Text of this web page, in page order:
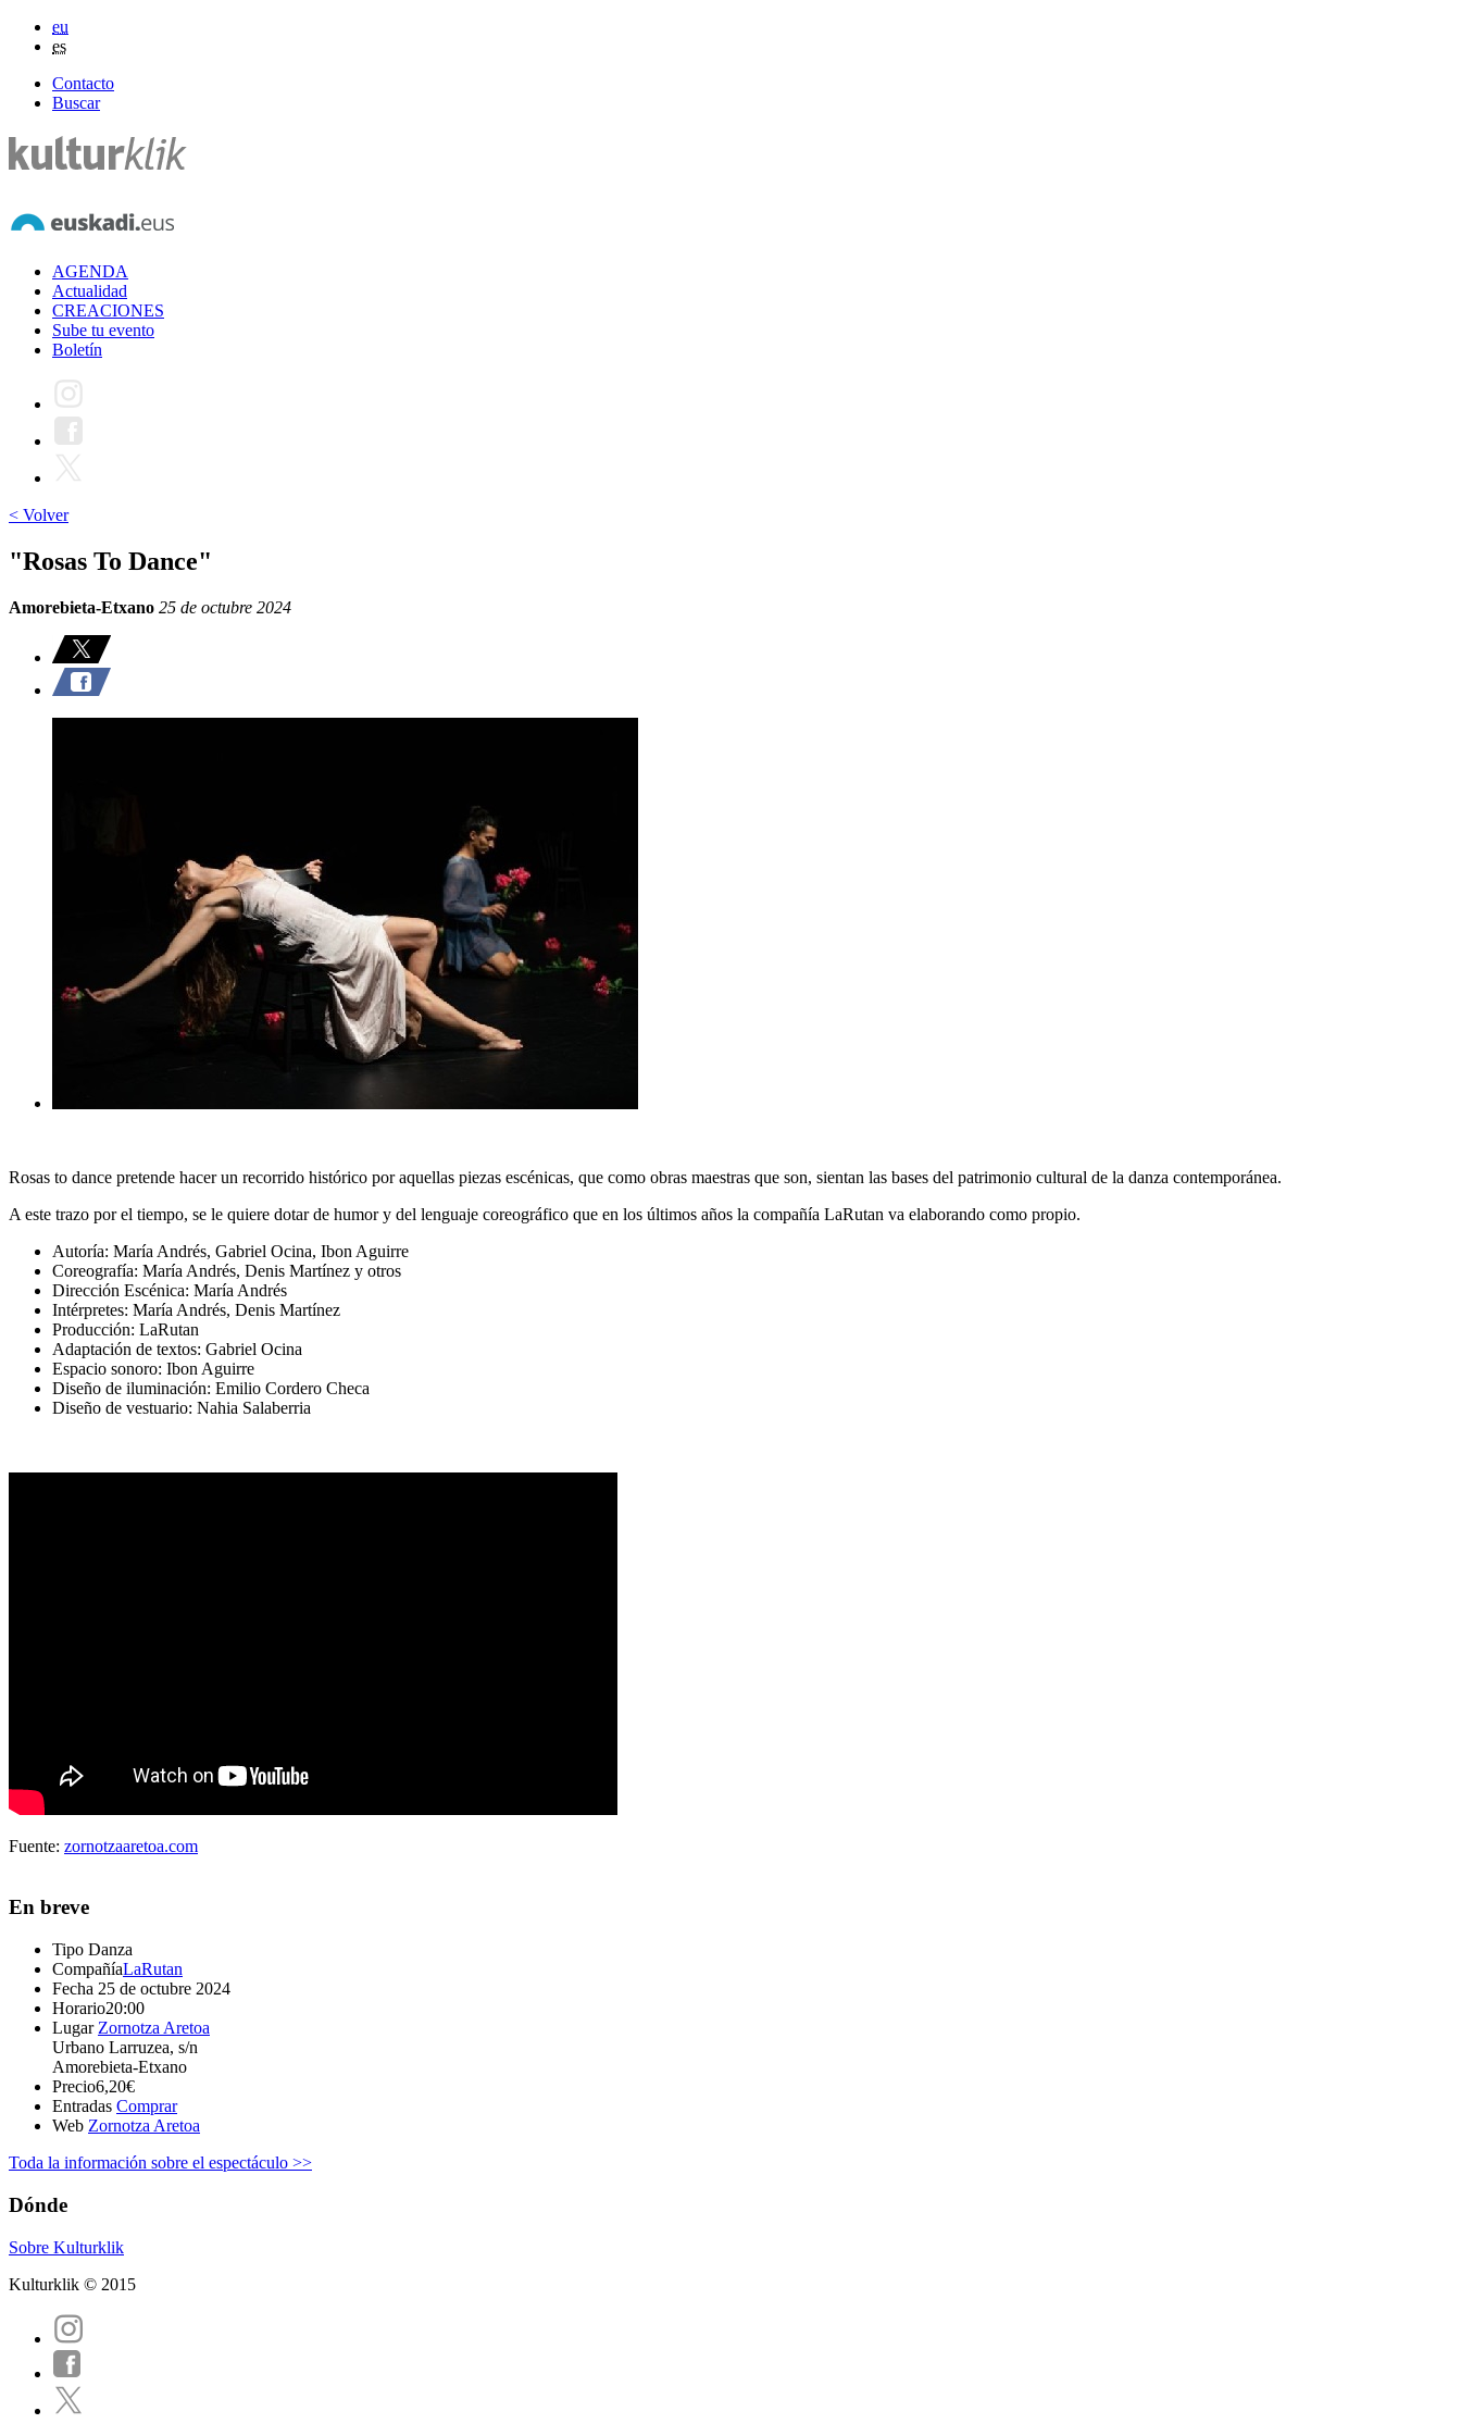
eu
es
Contacto
Buscar
AGENDA
Actualidad
CREACIONES
Sube tu evento
Boletín
< Volver
"Rosas To Dance"
Amorebieta-Etxano 25 de octubre 2024
Rosas to dance pretende hacer un recorrido histórico por aquellas piezas escénicas, que como obras maestras que son, sientan las bases del patrimonio cultural de la danza contemporánea.
A este trazo por el tiempo, se le quiere dotar de humor y del lenguaje coreográfico que en los últimos años la compañía LaRutan va elaborando como propio.
Autoría: María Andrés, Gabriel Ocina, Ibon Aguirre
Coreografía: María Andrés, Denis Martínez y otros
Dirección Escénica: María Andrés
Intérpretes: María Andrés, Denis Martínez
Producción: LaRutan
Adaptación de textos: Gabriel Ocina
Espacio sonoro: Ibon Aguirre
Diseño de iluminación: Emilio Cordero Checa
Diseño de vestuario: Nahia Salaberria
Fuente: zornotzaaretoa.com
En breve
Tipo Danza
CompañíaLaRutan
Fecha 25 de octubre 2024
Horario20:00
Lugar Zornotza Aretoa
Urbano Larruzea, s/n
Amorebieta-Etxano
Precio6,20€
Entradas Comprar
Web Zornotza Aretoa
Toda la información sobre el espectáculo >>
Dónde
Sobre Kulturklik
Kulturklik © 2015